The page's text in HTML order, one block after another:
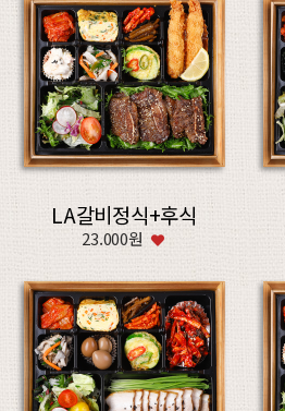
LA갈비정식+후식
23.000원